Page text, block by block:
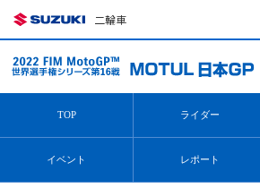
二輪車
TOP ライダー
イベント レポート